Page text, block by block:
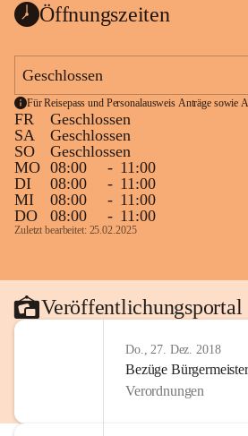
Öffnungszeiten
Geschlossen
Für Reisepass und Personalausweis Anträge sowie
FR
Geschlossen
SA
Geschlossen
SO
Geschlossen
MO 08:00 - 11:00
DI
08:00 - 11:00
MI
08:00 - 11:00
DO
08:00 - 11:00
Zuletzt bearbeitet: 25.02.2025
Veröffentlichungsportal
Do., 27. Dez. 2018
Bezüge Bürgermeister
Verordnungen